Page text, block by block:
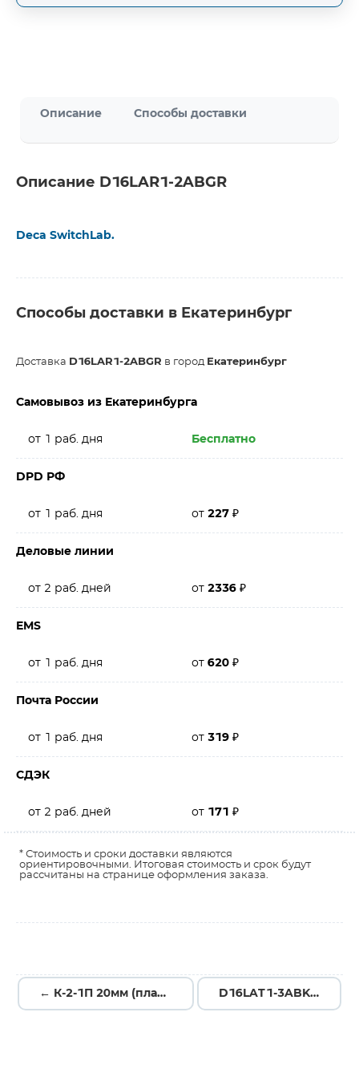
Описание Способы доставки
Описание D16LAR1-2ABGR
Deca SwitchLab.
Способы доставки в Екатеринбург
Доставка D16LAR1-2ABGR в город Екатеринбург
Самовывоз из Екатеринбурга
от 1 раб. дня Бесплатно
DPD РФ
от 1 раб. дня от 227 ₽
Деловые линии
от 2 раб. дней от 2336 ₽
EMS
от 1 раб. дня от 620 ₽
Почта России
от 1 раб. дня от 319 ₽
СДЭК
от 2 раб. дней от 171 ₽
* Стоимость и сроки доставки являются
ориентировочными. Итоговая стоимость и срок будут
рассчитаны на странице оформления заказа.
← К-2-1П 20мм (пластик) D16LAT1-3ABKR →